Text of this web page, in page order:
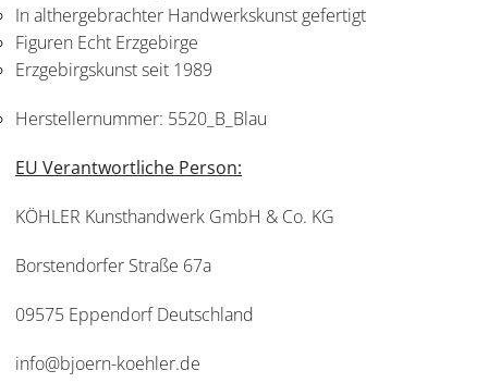
In althergebrachter Handwerkskunst gefertigt
Figuren Echt Erzgebirge
Erzgebirgskunst seit 1989
Herstellernummer: 5520_B_Blau
EU Verantwortliche Person:
KÖHLER Kunsthandwerk GmbH & Co. KG
Borstendorfer Straße 67a
09575 Eppendorf Deutschland
info@bjoern-koehler.de